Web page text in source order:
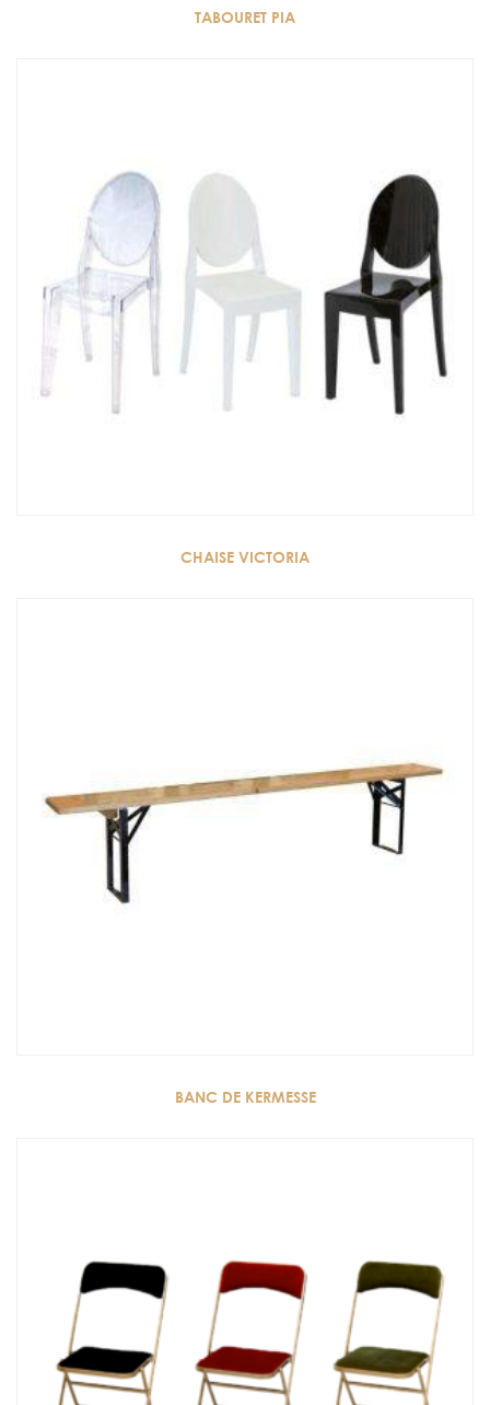
TABOURET PIA
CHAISE VICTORIA
BANC DE KERMESSE